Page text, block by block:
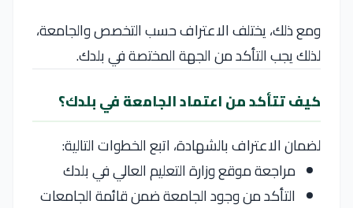
ومع ذلك، يختلف الاعتراف حسب التخصص والجامعة،
لذلك يجب التأكد من الجهة المختصة في بلدك.
كيف تتأكد من اعتماد الجامعة في بلدك؟
لضمان الاعتراف بالشهادة، اتبع الخطوات التالية:
مراجعة موقع وزارة التعليم العالي في بلدك
التأكد من وجود الجامعة ضمن قائمة الجامعات